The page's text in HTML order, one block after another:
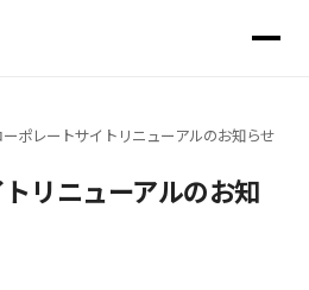
ーポレートサイトリニューアルのお知らせ
リニューアルのお知